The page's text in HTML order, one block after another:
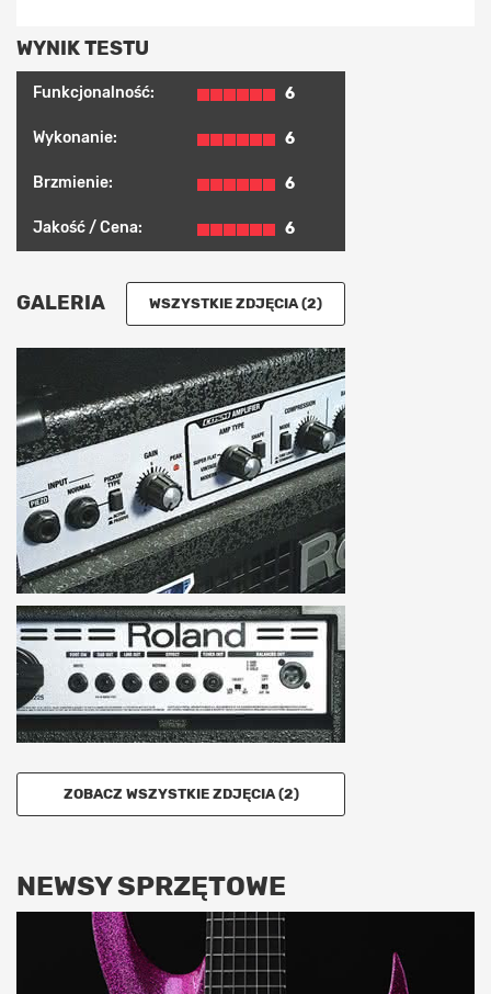
WYNIK TESTU
Funkcjonalność: 6
Wykonanie: 6
Brzmienie: 6
Jakość / Cena: 6
GALERIA WSZYSTKIE ZDJĘCIA (2)
ZOBACZ WSZYSTKIE ZDJĘCIA (2)
NEWSY SPRZĘTOWE